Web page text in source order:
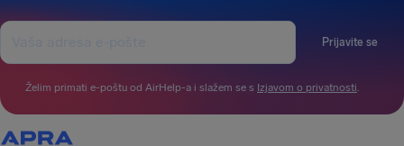
Prijavite se
Želim primati e-poštu od AirHelp-a i slažem se s Izjavom o privatnosti.